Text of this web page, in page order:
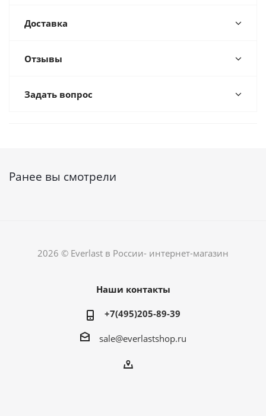
Доставка
Отзывы
Задать вопрос
Ранее вы смотрели
2026 © Everlast в России- интернет-магазин
Наши контакты
+7(495)205-89-39
sale@everlastshop.ru